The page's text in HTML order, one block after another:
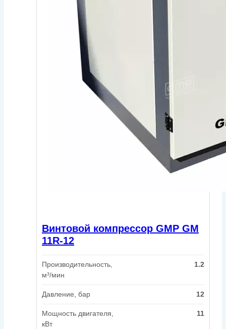
Винтовой компрессор GMP GM
11R-12
Производительность,
м³/мин
1.2
Давление, бар 12
Мощность двигателя,
кВт
11